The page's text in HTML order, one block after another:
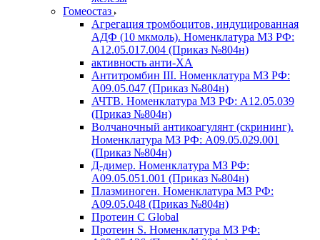
Гомеостаз
Агрегация тромбоцитов, индуцированная
АДФ (10 мкмоль). Номенклатура МЗ РФ:
A12.05.017.004 (Приказ №804н)
активность анти-ХА
Антитромбин III. Номенклатура МЗ РФ:
A09.05.047 (Приказ №804н)
АЧТВ. Номенклатура МЗ РФ: A12.05.039
(Приказ №804н)
Волчаночный антикоагулянт (скрининг).
Номенклатура МЗ РФ: A09.05.029.001
(Приказ №804н)
Д-димер. Номенклатура МЗ РФ:
A09.05.051.001 (Приказ №804н)
Плазминоген. Номенклатура МЗ РФ:
A09.05.048 (Приказ №804н)
Протеин C Global
Протеин S. Номенклатура МЗ РФ: